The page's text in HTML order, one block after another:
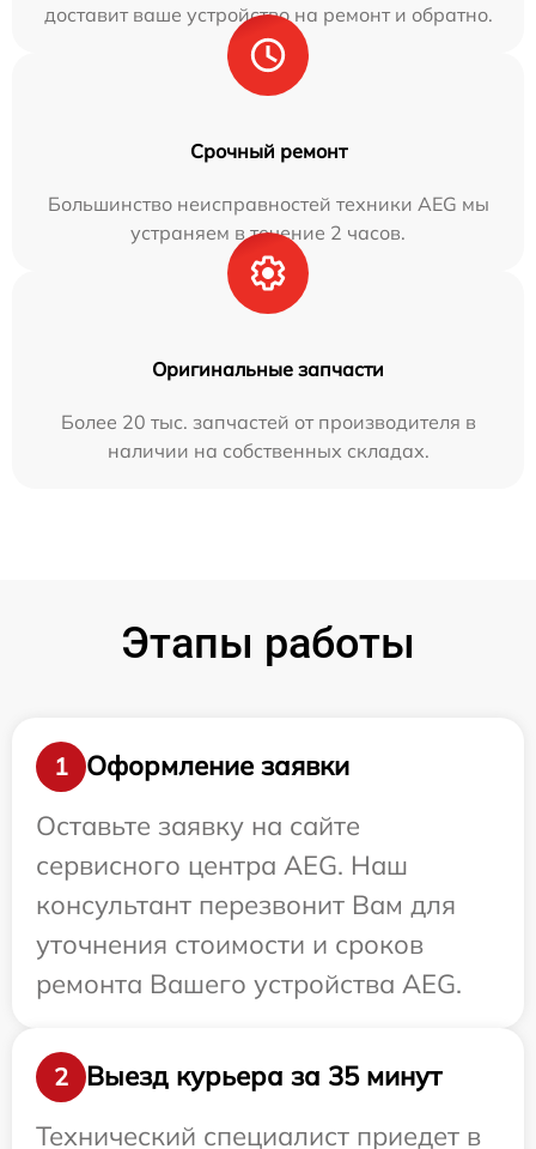
доставит ваше устройство на ремонт и обратно.
Срочный ремонт
Большинство неисправностей техники AEG мы
устраняем в течение 2 часов.
Оригинальные запчасти
Более 20 тыс. запчастей от производителя в
наличии на собственных складах.
Этапы работы
1
Оформление заявки
Оставьте заявку на сайте
сервисного центра AEG. Наш
консультант перезвонит Вам для
уточнения стоимости и сроков
ремонта Вашего устройства AEG.
2
Выезд курьера за 35 минут
Технический специалист приедет в